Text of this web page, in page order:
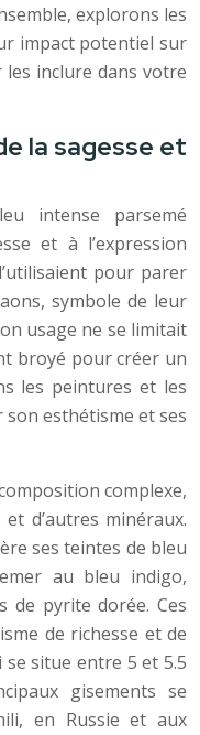
explorons les
impact potentiel sur
inclure dans votre
la sagesse et
intense parsemé
et à l’expression
pour parer
symbole de leur
usage ne se limitait
broyé pour créer un
les peintures et les
son esthétisme et ses
complexe,
d’autres minéraux.
ses teintes de bleu
au bleu indigo,
de pyrite dorée. Ces
de richesse et de
situe entre 5 et 5.5
gisements se
en Russie et aux